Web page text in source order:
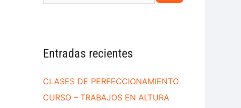
Entradas recientes
CLASES DE PERFECCIONAMIENTO
CURSO – TRABAJOS EN ALTURA